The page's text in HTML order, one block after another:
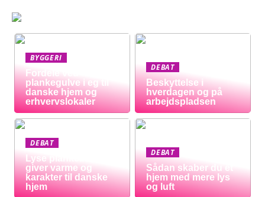
BYGGERI
Fordele ved
plankegulve i eg til
danske hjem og
erhvervslokaler
DEBAT
Beskyttelse i
hverdagen og på
arbejdspladsen
DEBAT
Lyse plankeborde
giver varme og
karakter til danske
hjem
DEBAT
Sådan skaber du et
hjem med mere lys
og luft